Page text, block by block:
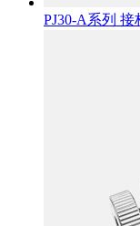
PJ30-A系列 接